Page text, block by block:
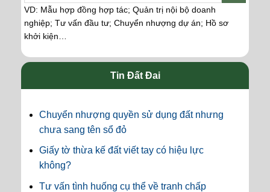
VD: Mẫu hợp đồng hợp tác; Quản trị nội bộ doanh
nghiệp; Tư vấn đầu tư; Chuyển nhượng dự án; Hồ sơ
khởi kiện…
Tin Đất Đai
Chuyển nhượng quyền sử dụng đất nhưng
chưa sang tên sổ đỏ
Giấy tờ thừa kế đất viết tay có hiệu lực
không?
Tư vấn tình huống cụ thể về tranh chấp